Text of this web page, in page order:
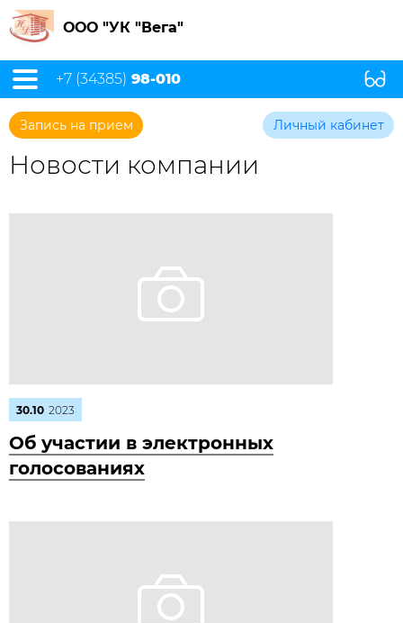
ООО "УК "Вега"
+7 (34385) 98-010
Запись на прием Личный кабинет
Новости компании
30.10 2023
Об участии в электронных
голосованиях